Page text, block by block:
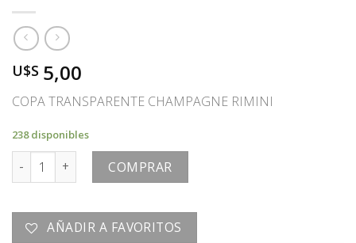
U$S 5,00
COPA TRANSPARENTE CHAMPAGNE RIMINI
238 disponibles
COPA cantidad COMPRAR
AÑADIR A FAVORITOS